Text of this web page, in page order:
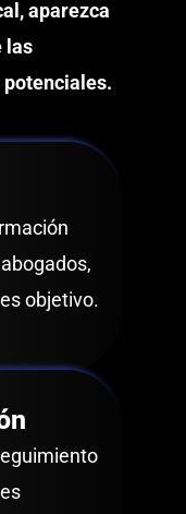
aparezca
las
objetivo.